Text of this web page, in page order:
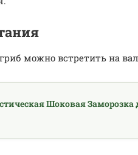
можно встретить на
Шоковая